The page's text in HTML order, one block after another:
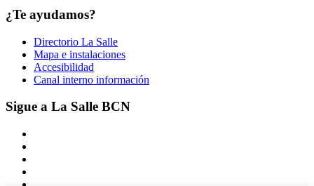
¿Te ayudamos?
Directorio La Salle
Mapa e instalaciones
Accesibilidad
Canal interno información
Sigue a La Salle BCN